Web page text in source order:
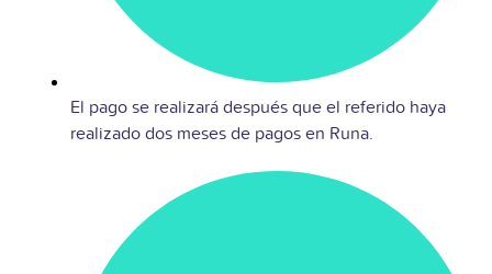
El pago se realizará después que el referido haya
realizado dos meses de pagos en Runa.